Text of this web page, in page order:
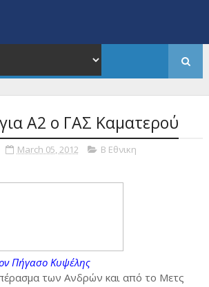
Α2 ο ΓΑΣ Καματερού
March 05, 2012 Β Εθνικη
Πήγασο Κυψέλης
των Ανδρών και από το Μετς